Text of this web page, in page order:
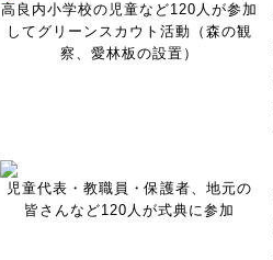
高良内小学校の児童など120人が参加
してグリーンスカウト活動（森の観
察、愛林板の設置）
児童代表・教職員・保護者、地元の
皆さんなど120人が式典に参加